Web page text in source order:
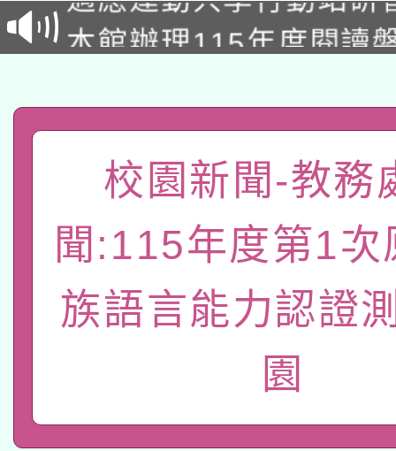
招)
本館辦理115年度閱讀
礎課程
A3數位素養講師名單
「數位內容與教學軟
有關大陸委員會函釋公
薪期間赴陸應申請許可
轉知經濟部水利署委託
業技術研究院辦理「
用水績優單位及節水達
115年8月22日(星期六
開 智慧啟航」
2026年桃園地景藝術
本校115學年度第2次
招甄選結果公告(無人
適應運動共學行動站研
校園新聞-教務
聞:115年度第1次
族語言能力認證
園